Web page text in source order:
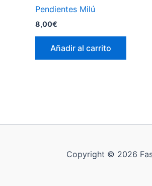
Pendientes Milú
8,00€
Añadir al carrito
Copyright © 2026